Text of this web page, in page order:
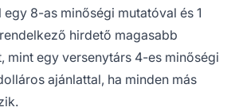
egy 8-as minőségi mutatóval és 1
hirdető magasabb
mint egy versenytárs 4-es minőségi
ajánlattal, ha minden más